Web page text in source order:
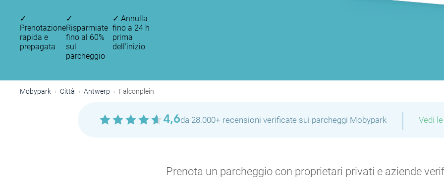
✓
Prenotazione
rapida e
prepagata
✓
Risparmiate
fino al 60%
sul
parcheggio
✓ Annulla
fino a 24 h
prima
dell’inizio
Mobypark Città Antwerp Falconplein
4,6da 28.000+ recensioni verificate sui parcheggi Mobypark | Vedi
Prenota un parcheggio con proprietari privati e aziende